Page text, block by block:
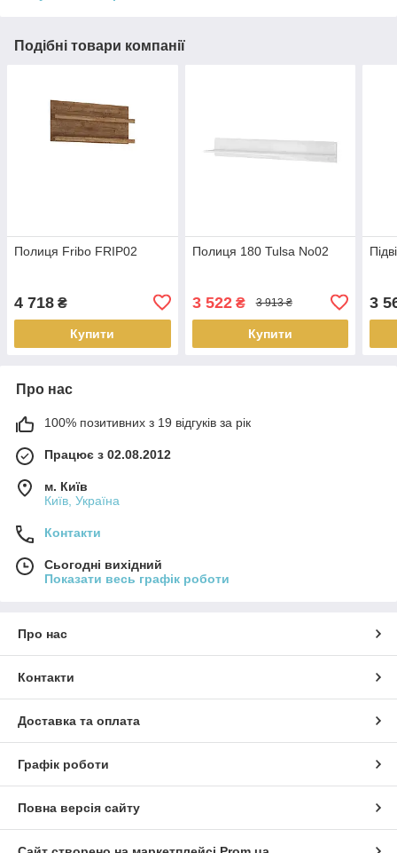
Подібні товари компанії
Полиця Fribo FRIP02
4 718 ₴
Купити
Полиця 180 Tulsa No02
3 522₴ 3 913 ₴
Купити
3
Про нас
100% позитивних з 19 відгуків за рік
Працює з 02.08.2012
м. Київ
Київ, Україна
Контакти
Сьогодні вихідний
Показати весь графік роботи
Про нас
Контакти
Доставка та оплата
Графік роботи
Повна версія сайту